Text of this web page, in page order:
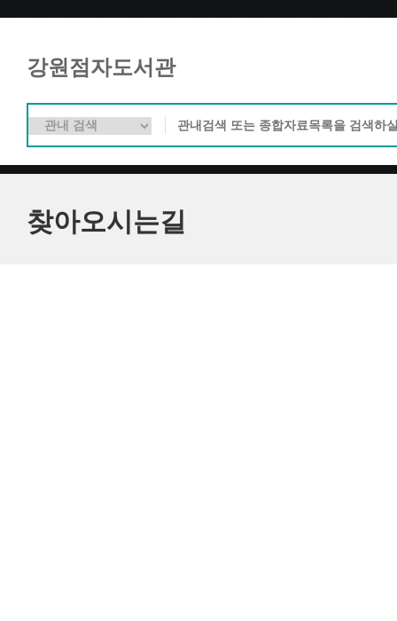
강원점자도서관
찾아오시는길